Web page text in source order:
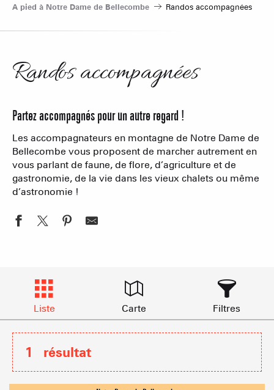
A pied à Notre Dame de Bellecombe
Randos accompagnées
Randos accompagnées
Partez accompagnés pour un autre regard !
Les accompagnateurs en montagne de Notre Dame de
Bellecombe vous proposent de marcher autrement en
vous parlant de faune, de flore, d’agriculture et de
gastronomie, de la vie dans les vieux chalets ou même
d’astronomie !
Liste Carte Filtres
1 résultat